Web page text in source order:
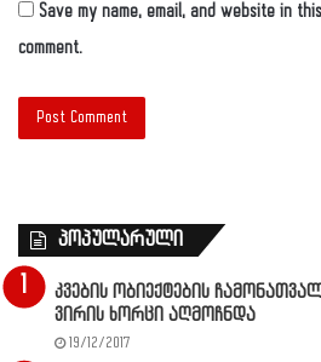
Save my name, email, and website in
comment.
პოპულარული
კვების ობიექტების
ვირის ხორცი აღმოჩნდა
19/12/2017